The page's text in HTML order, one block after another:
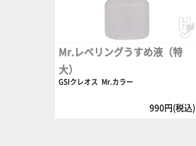
Mr.レベリングうすめ液（特
大）
GSIクレオス Mr.カラー
990円(税込)